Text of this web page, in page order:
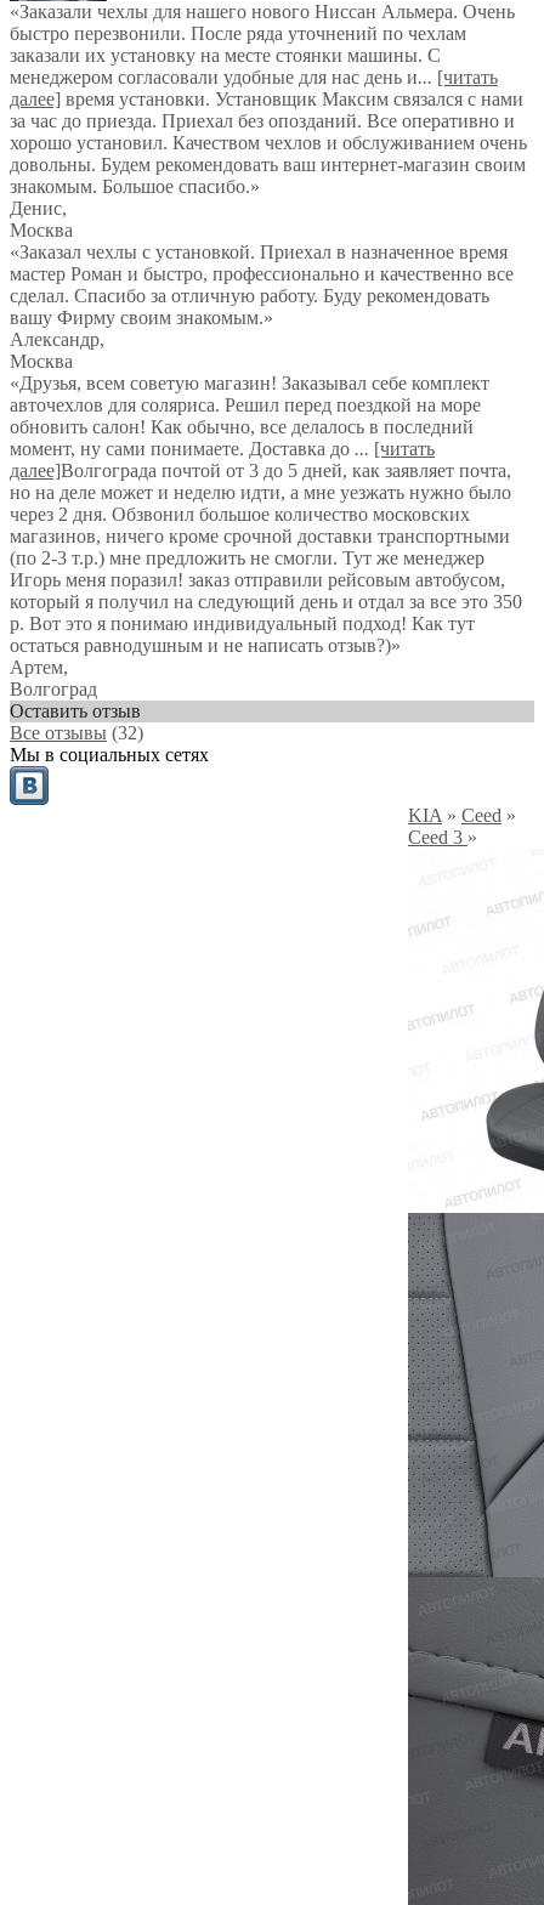
«Заказали чехлы для нашего нового Ниссан Альмера. Очень
быстро перезвонили. После ряда уточнений по чехлам
заказали их установку на месте стоянки машины. С
менеджером согласовали удобные для нас день и... [читать
далее] время установки. Установщик Максим связался с нами
за час до приезда. Приехал без опозданий. Все оперативно и
хорошо установил. Качеством чехлов и обслуживанием очень
довольны. Будем рекомендовать ваш интернет-магазин своим
знакомым. Большое спасибо.»
Денис,
Москва
«Заказал чехлы с установкой. Приехал в назначенное время
мастер Роман и быстро, профессионально и качественно все
сделал. Спасибо за отличную работу. Буду рекомендовать
вашу Фирму своим знакомым.»
Александр,
Москва
«Друзья, всем советую магазин! Заказывал себе комплект
авточехлов для соляриса. Решил перед поездкой на море
обновить салон! Как обычно, все делалось в последний
момент, ну сами понимаете. Доставка до ... [читать
далее]Волгограда почтой от 3 до 5 дней, как заявляет почта,
но на деле может и неделю идти, а мне уезжать нужно было
через 2 дня. Обзвонил большое количество московских
магазинов, ничего кроме срочной доставки транспортными
(по 2-3 т.р.) мне предложить не смогли. Тут же менеджер
Игорь меня поразил! заказ отправили рейсовым автобусом,
который я получил на следующий день и отдал за все это 350
р. Вот это я понимаю индивидуальный подход! Как тут
остаться равнодушным и не написать отзыв?)»
Артем,
Волгоград
Оставить отзыв
Все отзывы (32)
Мы в социальных сетях
KIA » Ceed »
Ceed 3 »